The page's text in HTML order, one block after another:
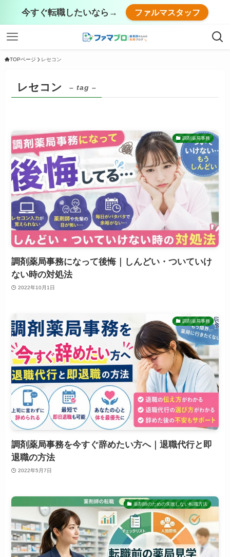
今すぐ転職したいなら→ ファルマスタッフ
TOPページ レセコン
レセコン – tag –
調剤薬局事務
調剤薬局事務になって後悔｜しんどい・ついていけ
ない時の対処法
2022年10月1日
調剤薬局事務
調剤薬局事務を今すぐ辞めたい方へ｜退職代行と即
退職の方法
2022年5月7日
薬剤師のための失敗しない転職方法